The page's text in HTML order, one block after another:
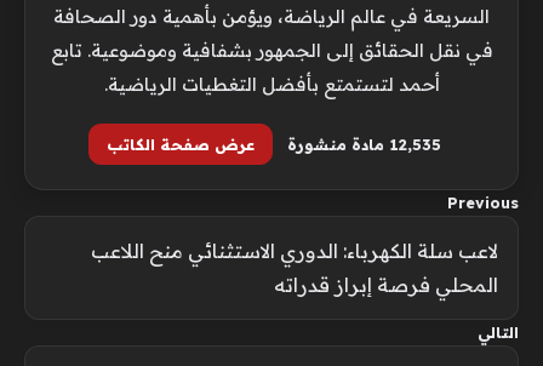
السريعة في عالم الرياضة، ويؤمن بأهمية دور الصحافة
في نقل الحقائق إلى الجمهور بشفافية وموضوعية. تابع
أحمد لتستمتع بأفضل التغطيات الرياضية.
12٬535 مادة منشورة عرض صفحة الكاتب
Previous
لاعب سلة الكهرباء: الدوري الاستثنائي منح اللاعب
المحلي فرصة إبراز قدراته
التالي